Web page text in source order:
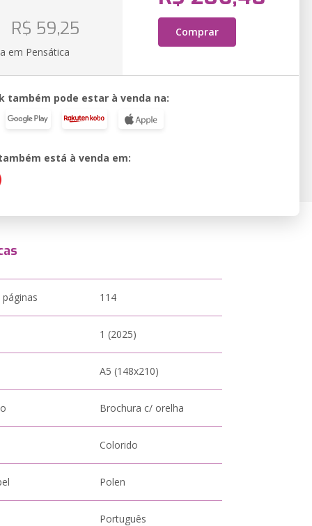
Comprar
R$ 59,25
em Pensática
também pode estar à venda na:
está à venda em:
114
1 (2025)
A5 (148x210)
Brochura c/ orelha
Colorido
Polen
Português